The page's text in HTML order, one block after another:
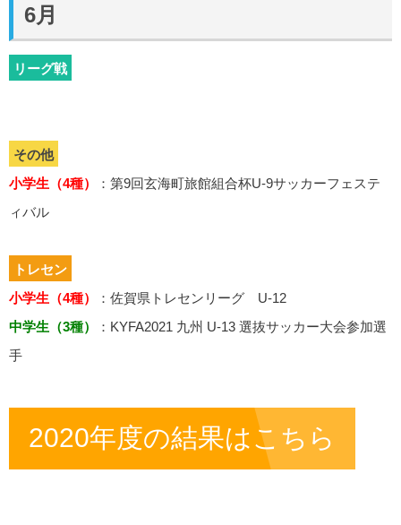
6月
リーグ戦
その他
小学生（4種）
：第9回玄海町旅館組合杯U-9サッカーフェステ
ィバル
トレセン
小学生（4種）
：佐賀県トレセンリーグ U-12
中学生（3種）
：KYFA2021 九州 U-13 選抜サッカー大会参加選
手
2020年度の結果はこちら